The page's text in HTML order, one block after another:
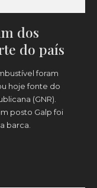
dos
do país
foram
hoje fonte do
(GNR).
posto Galp foi
barca.